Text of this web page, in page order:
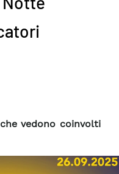
vedono coinvolti